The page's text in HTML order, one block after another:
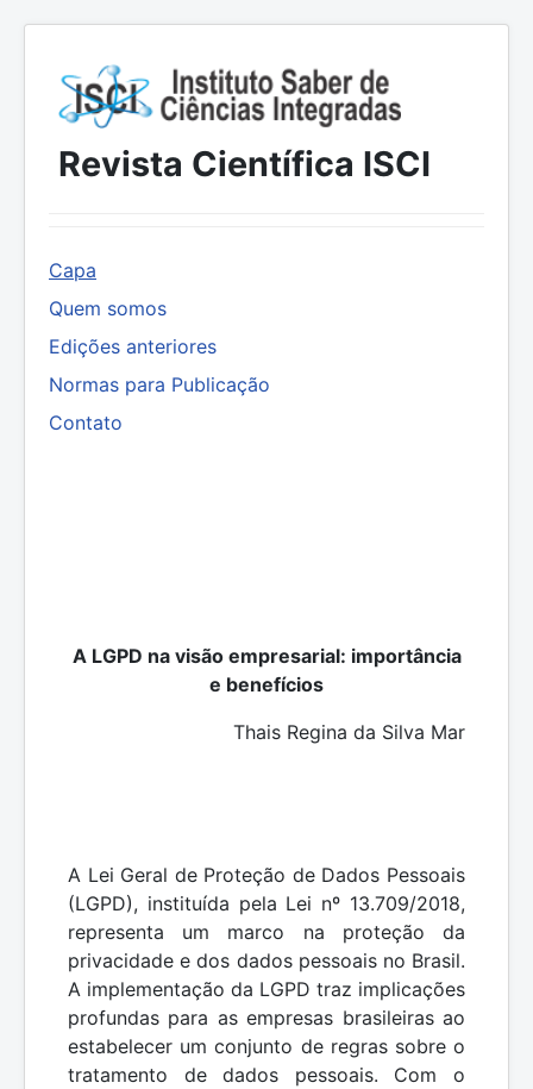
Revista Científica ISCI
Capa
Quem somos
Edições anteriores
Normas para Publicação
Contato
A LGPD na visão empresarial: importância
e benefícios
Thais Regina da Silva Mar
A Lei Geral de Proteção de Dados Pessoais
(LGPD), instituída pela Lei nº 13.709/2018,
representa um marco na proteção da
privacidade e dos dados pessoais no Brasil.
A implementação da LGPD traz implicações
profundas para as empresas brasileiras ao
estabelecer um conjunto de regras sobre o
tratamento de dados pessoais. Com o